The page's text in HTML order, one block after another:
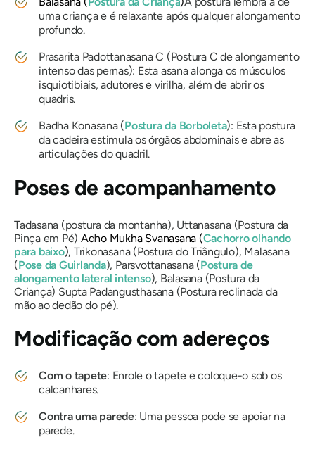
uma criança e é relaxante após qualquer alongamento
profundo.
Prasarita Padottanasana C (Postura C de alongamento
intenso das pernas): Esta asana alonga os músculos
isquiotibiais, adutores e virilha, além de abrir os
quadris.
Badha Konasana (Postura da Borboleta): Esta postura
da cadeira estimula os órgãos abdominais e abre as
articulações do quadril.
Poses de acompanhamento
Tadasana (postura da montanha), Uttanasana(Postura da
Pinça em Pé) Adho Mukha Svanasana (Cachorro olhando
para baixo), Trikonasana(Postura do Triângulo), Malasana
(Pose da Guirlanda), Parsvottanasana(Postura de
alongamento lateral intenso), Balasana(Postura da
Criança) Supta Padangusthasana(Postura reclinada da
mão ao dedão do pé).
Modificação com adereços
Com o tapete: Enrole o tapete e coloque-o sob os
calcanhares.
Contra uma parede: Uma pessoa pode se apoiar na
parede.